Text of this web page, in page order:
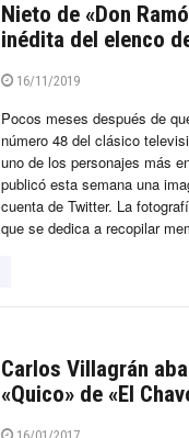
Nieto de «Don
inédita del elenco
16/11/2019
Pocos meses después de
número 48 del clásico
uno de los personajes más
publicó esta semana una
cuenta de Twitter. La
que se dedica a recopilar
Carlos Villagrán
«Quico» de «El